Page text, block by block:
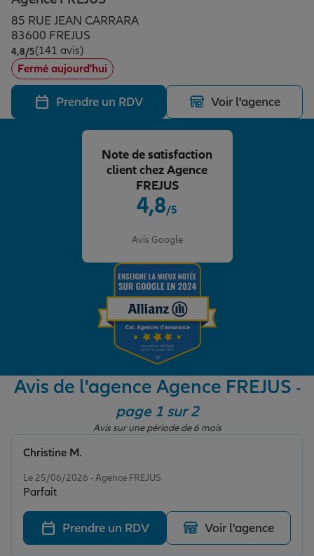
Assurance emprunteur
Prévoyance et dépendance
Assurance animal de compagnie
Protection de la famille
Protection juridique
Épargne & retraite
Plan épargne retraite
Assurance vie
Placements financiers
Investissements immobiliers
Transmission
Vos projets
Partir en vacances
Départ à la retraite
Préparer l’avenir
Conseil assurance
Assurance habitation
Le Pack Famille
Garantie des accidents de la vie
Assurance scolaire
Retraite
Allianz en France
85 RUE JEAN CARRARA
83600 FREJUS
4,8/5Note de 4.8 sur 5
(141 avis)
Fermé aujourd'hui
Prendre un RDV Voir l'agence
4,8/5
Avis Google
Note de satisfaction
client chez Agence
FREJUS
Avis de l'agence Agence FREJUS -
page 1 sur 2
Avis sur une période de 6 mois
Le 25/06/2026 - Agence FREJUS
Parfait
Christine M.
Prendre un RDV Voir l'agence